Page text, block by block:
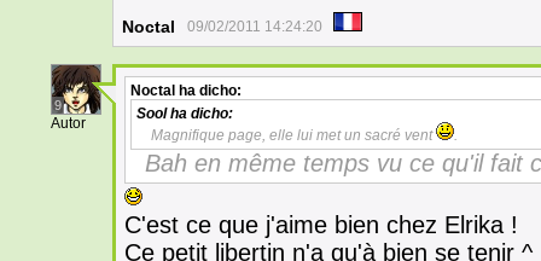
Noctal 09/02/2011 14:24:20
9
Autor
Noctal ha dicho:
Soolha dicho:
Magnifique page, elle lui met un sacré vent
.
Bah en même temps vu ce qu'il fait
C'est ce que j'aime bien chez Elrika !
Ce petit libertin n'a qu'à bien se tenir ^